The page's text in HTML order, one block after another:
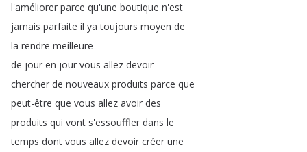
l'améliorer parce qu'une boutique n'est
jamais parfaite il ya toujours moyen de
la rendre meilleure
de jour en jour vous allez devoir
chercher de nouveaux produits parce que
peut-être que vous allez avoir des
produits qui vont s'essouffler dans le
temps dont vous allez devoir créer une